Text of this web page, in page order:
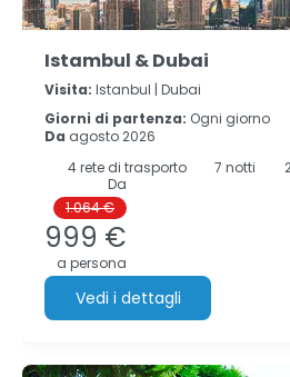
Istambul & Dubai
Visita: Istanbul | Dubai
Giorni di partenza: Ogni giorno
Da agosto 2026
4rete di trasporto 7 notti
Da
1.064 €
999 €
a persona
Vedi i dettagli